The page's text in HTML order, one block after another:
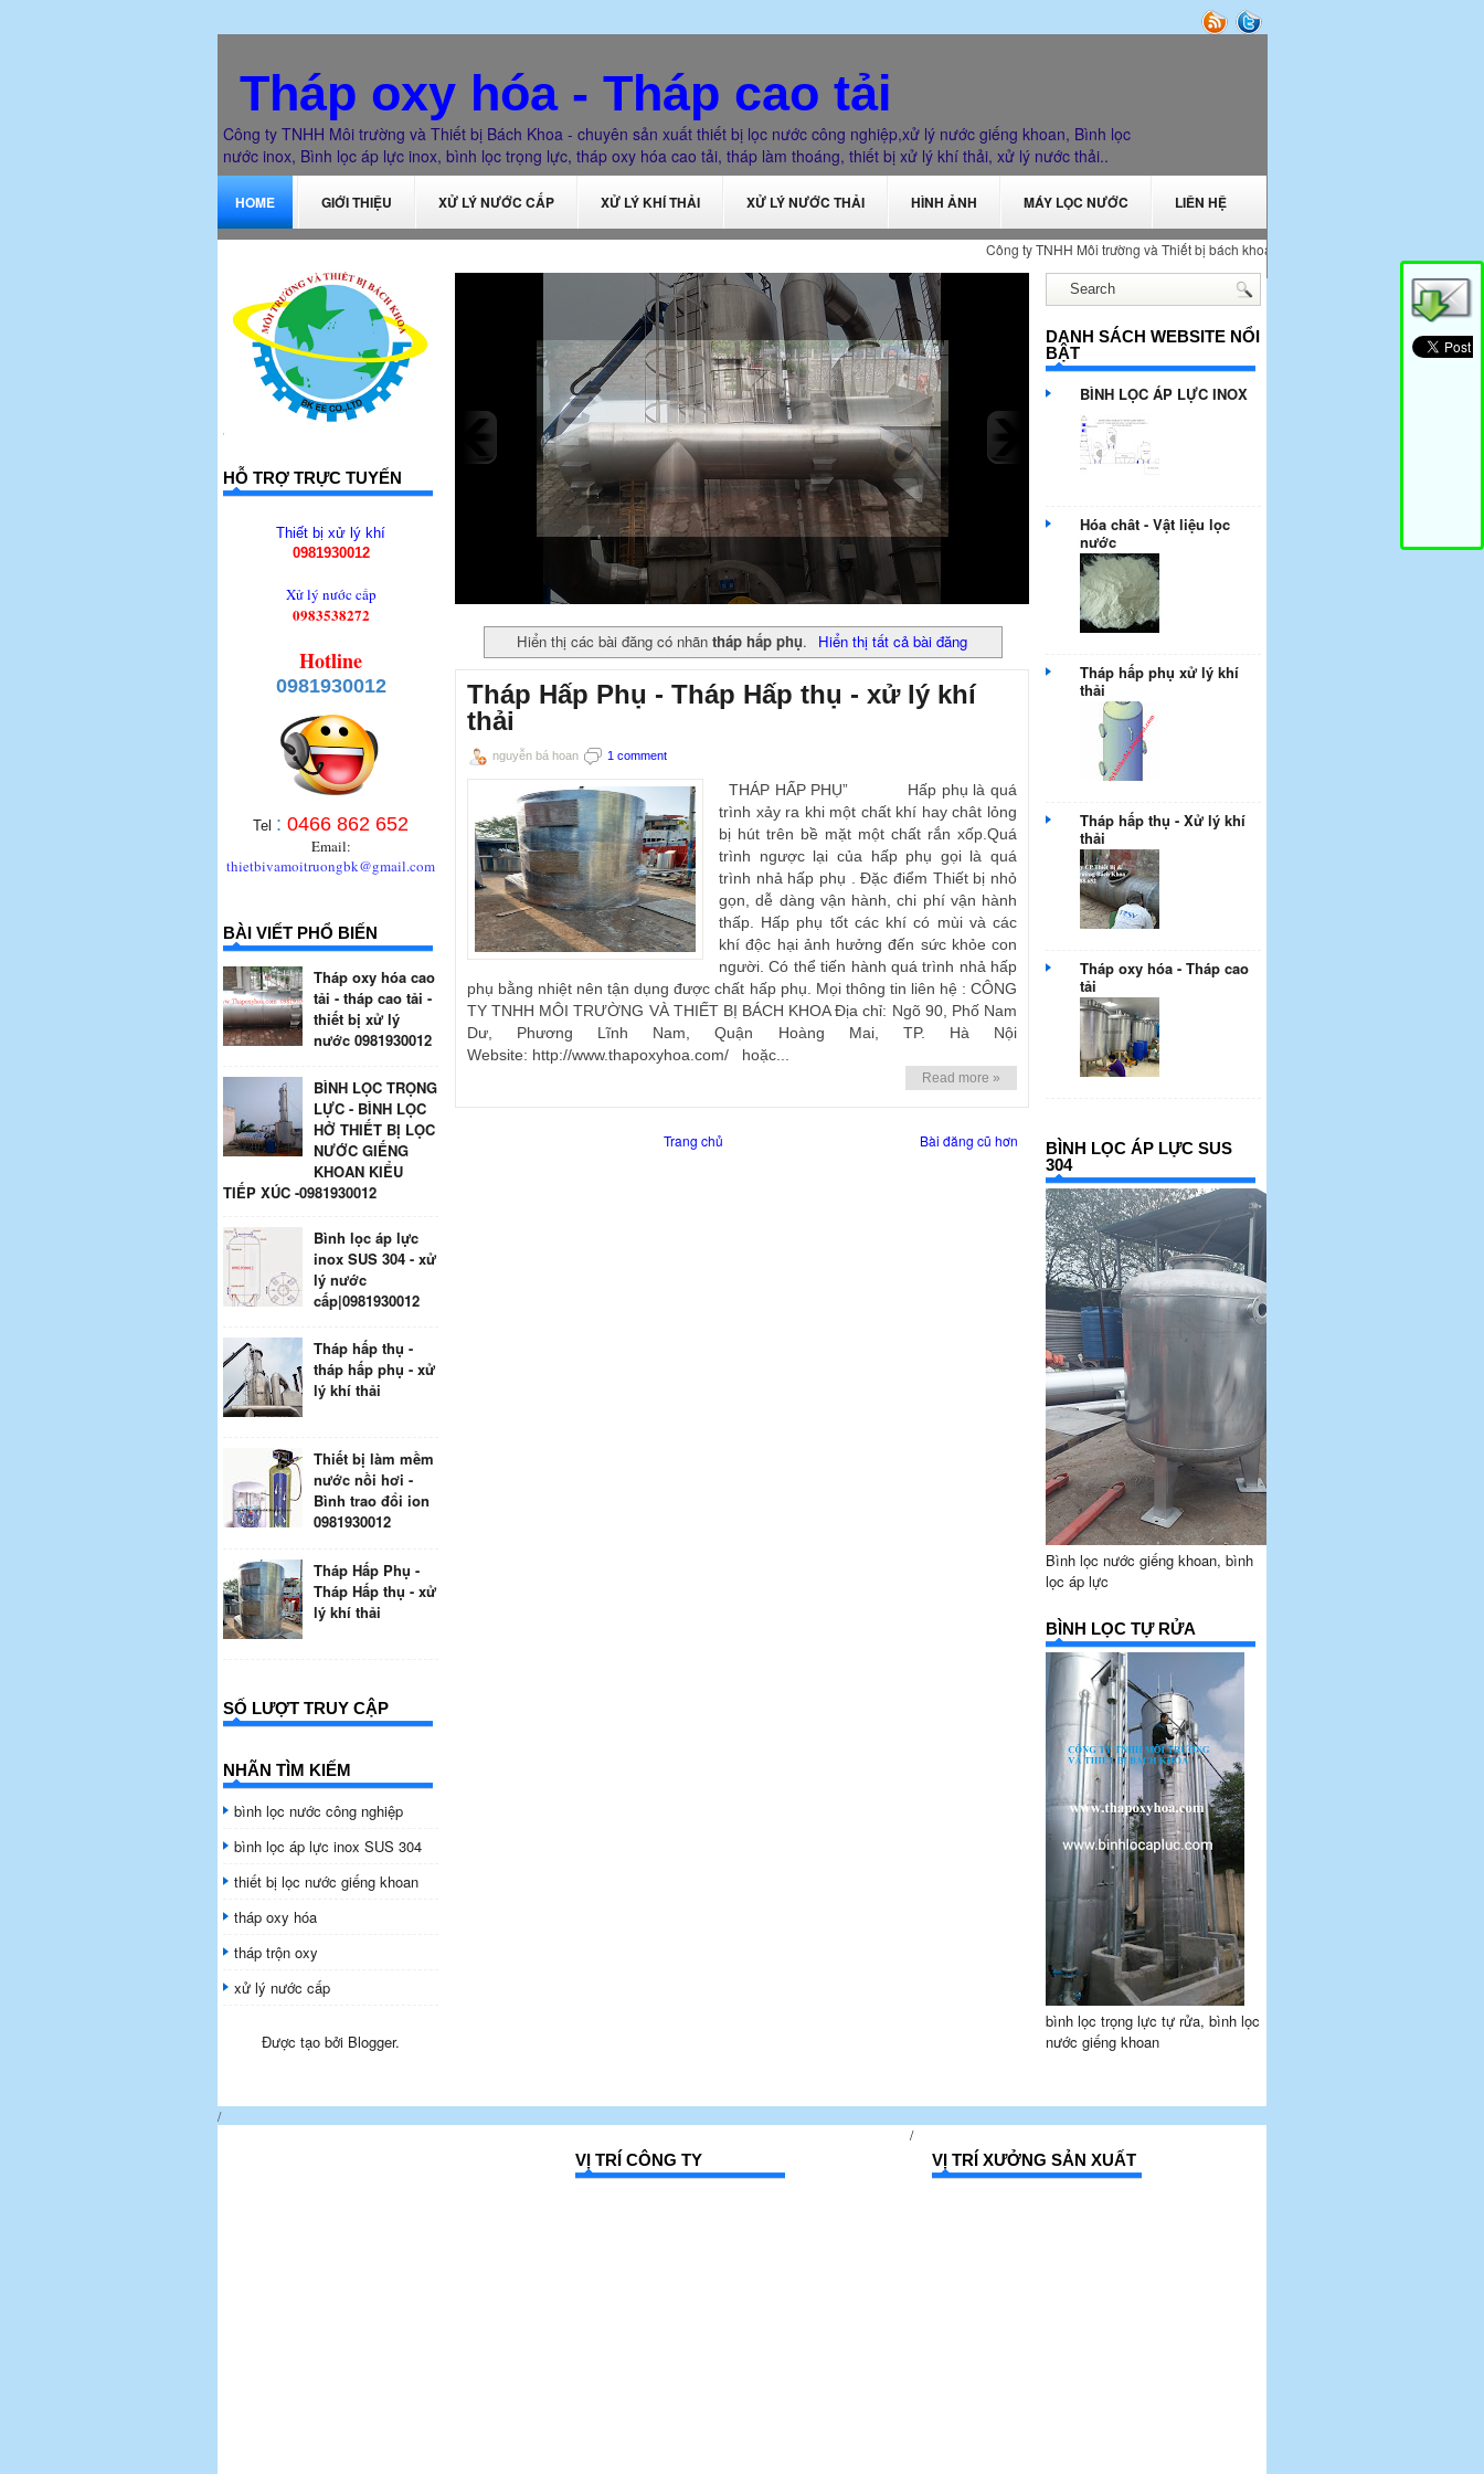
Tháp oxy hóa - Tháp cao tải
Công ty TNHH Môi trường và Thiết bị Bách Khoa - chuyên sản xuất thiết bị lọc nước công nghiệp,xử lý nước giếng khoan, Bình lọc
nước inox, Bình lọc áp lực inox, bình lọc trọng lực, tháp oxy hóa cao tải, tháp làm thoáng, thiết bị xử lý khí thải, xử lý nước thải..
HOME GIỚI THIỆU XỬ LÝ NƯỚC CẤP XỬ LÝ KHÍ THẢI XỬ LÝ NƯỚC THẢI HÌNH ẢNH MÁY LỌC NƯỚC LIÊN HỆ
Công ty TNHH Môi trường và Thiết bị bách khoa cung cấp thiết bị xử lý nước và xử lý
HỖ TRỢ TRỰC TUYẾN
Thiết bị xử lý khí
0981930012
Xử lý nước cấp
0983538272
Hotline
0981930012
Tel : 0466 862 652
Email:
thietbivamoitruongbk@gmail.com
BÀI VIẾT PHỔ BIẾN
Tháp oxy hóa cao
tải - tháp cao tải -
thiết bị xử lý
nước 0981930012
BÌNH LỌC TRỌNG
LỰC - BÌNH LỌC
HỞ THIẾT BỊ LỌC
NƯỚC GIẾNG
KHOAN KIỂU
TIẾP XÚC -0981930012
Bình lọc áp lực
inox SUS 304 - xử
lý nước
cấp|0981930012
Tháp hấp thụ -
tháp hấp phụ - xử
lý khí thải
Thiết bị làm mềm
nước nồi hơi -
Bình trao đổi ion
0981930012
Tháp Hấp Phụ -
Tháp Hấp thụ - xử
lý khí thải
SỐ LƯỢT TRUY CẬP
NHÃN TÌM KIẾM
bình lọc nước công nghiệp
bình lọc áp lực inox SUS 304
thiết bị lọc nước giếng khoan
tháp oxy hóa
tháp trộn oxy
xử lý nước cấp
Được tạo bởi Blogger.
Hiển thị các bài đăng có nhãntháp hấp phụ. Hiển thị tất cả bài đăng
Tháp Hấp Phụ - Tháp Hấp thụ - xử lý khí
thải
nguyễn bá hoan 1 comment
THÁP HẤP PHỤ” Hấp phụ là quá
trình xảy ra khi một chất khí hay chât lỏng
bị hút trên bề mặt một chất rắn xốp.Quá
trình ngược lại của hấp phụ gọi là quá
trình nhả hấp phụ . Đặc điểm Thiết bị nhỏ
gọn, dễ dàng vận hành, chi phí vận hành
thấp. Hấp phụ tốt các khí có mùi và các
khí độc hại ảnh hưởng đến sức khỏe con
người. Có thể tiến hành quá trình nhả hấp
phụ bằng nhiệt nên tận dụng được chất hấp phụ. Mọi thông tin liên hệ : CÔNG
TY TNHH MÔI TRƯỜNG VÀ THIẾT BỊ BÁCH KHOA Địa chỉ: Ngõ 90, Phố Nam
Dư, Phương Lĩnh Nam, Quận Hoàng Mai, TP. Hà Nội
Website: http://www.thapoxyhoa.com/ hoặc...
Read more »
Bài đăng cũ hơn
Trang chủ
DANH SÁCH WEBSITE NỔI
BẬT
BÌNH LỌC ÁP LỰC INOX
Hóa chât - Vật liệu lọc
nước
Tháp hấp phụ xử lý khí
thải
Tháp hấp thụ - Xử lý khí
thải
Tháp oxy hóa - Tháp cao
tải
BÌNH LỌC ÁP LỰC SUS
304
Bình lọc nước giếng khoan, bình
lọc áp lực
BÌNH LỌC TỰ RỬA
bình lọc trọng lực tự rửa, bình lọc
nước giếng khoan
/
/
VỊ TRÍ CÔNG TY
VỊ TRÍ XƯỞNG SẢN XUẤT